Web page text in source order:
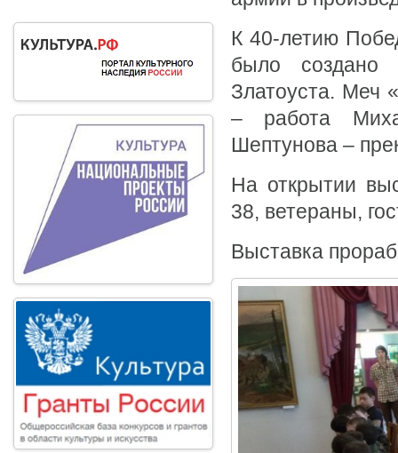
К 40-летию
было создано
Златоуста. Меч
– работа
Шептунова –
На открытии
38, ветераны,
Выставка